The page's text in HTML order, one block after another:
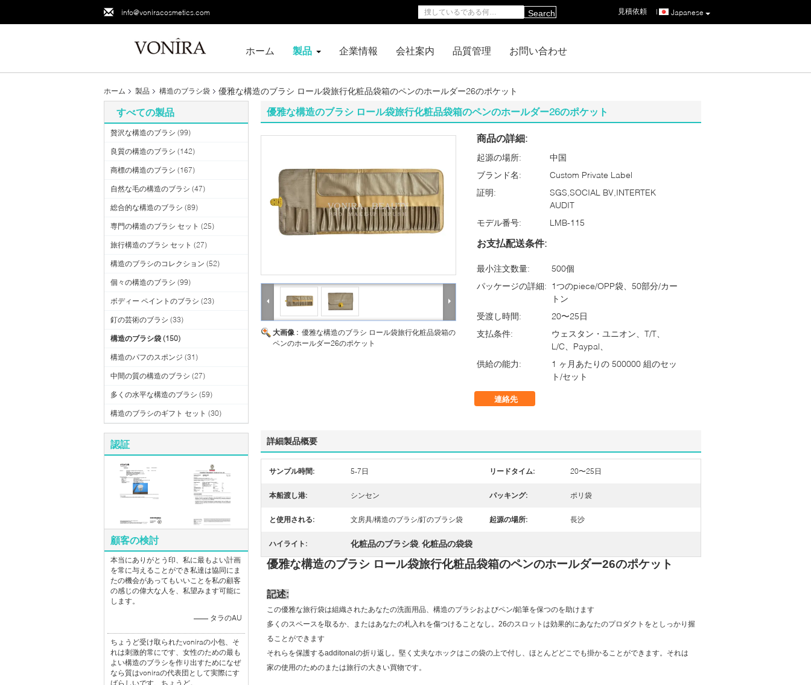
info@voniracosmetics.com Japanese
見積依頼 |
Search
ホーム 製品 企業情報 会社案内 品質管理 お問い合わせ
ホーム 製品 構造のブラシ袋 優雅な構造のブラシ ロール袋旅行化粧品袋箱のペンのホールダー26のポケット
すべての製品
贅沢な構造のブラシ (99)
良質の構造のブラシ (142)
商標の構造のブラシ (167)
自然な毛の構造のブラシ (47)
総合的な構造のブラシ (89)
専門の構造のブラシ セット (25)
旅行構造のブラシ セット (27)
構造のブラシのコレクション (52)
個々の構造のブラシ (99)
ボディー ペイントのブラシ (23)
釘の芸術のブラシ (33)
構造のブラシ袋 (150)
構造のパフのスポンジ (31)
中間の質の構造のブラシ (27)
多くの水平な構造のブラシ (59)
構造のブラシのギフト セット (30)
認証
顧客の検討
本当にありがとう印、私に最もよい計画
を常に与えることができ私達は協同にま
たの機会があってもいいことを私の顧客
の感じの偉大な人を、私望みます可能に
します。
—— タラのAU
ちょうど受け取られたvoniraの小包、そ
れは刺激的常にです、女性のための最も
よい構造のブラシを作り出すためになぜ
なら質はvoniraの代表団として実際にす
ばらしいです、ちょうど。
優雅な構造のブラシ ロール袋旅行化粧品袋箱のペンのホールダー26のポケット
大画像 : 優雅な構造のブラシ ロール袋旅行化粧品袋箱の
ペンのホールダー26のポケット
商品の詳細:
起源の場所:
中国
ブランド名:
Custom Private Label
証明:
SGS,SOCIAL BV,INTERTEK
AUDIT
モデル番号:
LMB-115
お支払配送条件:
最小注文数量:
500個
パッケージの詳細: 1つのpiece/OPP袋、50部分/カー
トン
受渡し時間:
20〜25日
支払条件:
ウェスタン・ユニオン、T/T、
L/C、Paypal、
供給の能力:
1 ヶ月あたりの 500000 組のセッ
ト/セット
連絡先
詳細製品概要
サンプル時間: 5-7日 リードタイム: 20〜25日
本船渡し港: シンセン パッキング: ポリ袋
と使用される: 文房具/構造のブラシ/釘のブラシ袋 起源の場所: 長沙
ハイライト: 化粧品のブラシ袋, 化粧品の袋袋
優雅な構造のブラシ ロール袋旅行化粧品袋箱のペンのホールダー26のポケット
記述:
この優雅な旅行袋は組織されたあなたの洗面用品、構造のブラシおよびペン/鉛筆を保つのを助けます
多くのスペースを取るか、またはあなたの札入れを傷つけることなし。26のスロットは効果的にあなたのプロダクトをとしっかり握
ることができます
それらを保護するadditonalの折り返し。堅く丈夫なホックはこの袋の上で付し、ほとんどどこでも掛かることができます。それは
家の使用のためのまたは旅行の大きい買物です。